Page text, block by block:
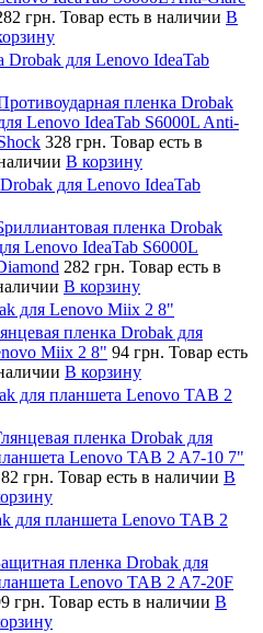
грн. Товар есть в наличии В
Drobak для Lenovo IdeaTab
пленка Drobak
Lenovo IdeaTab S6000L Anti-
328 грн. Товар есть в
В корзину
для Lenovo IdeaTab
пленка Drobak
Lenovo IdeaTab S6000L
282 грн. Товар есть в
В корзину
для Lenovo Miix 2 8"
пленка Drobak для
Miix 2 8" 94 грн. Товар есть
В корзину
для планшета Lenovo TAB 2
пленка Drobak для
Lenovo TAB 2 A7-10 7"
грн. Товар есть в наличии В
для планшета Lenovo TAB 2
пленка Drobak для
Lenovo TAB 2 A7-20F
грн. Товар есть в наличии В